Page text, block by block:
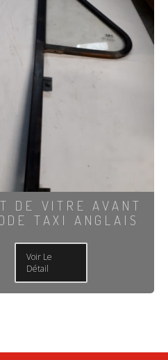
DE VITRE AVANT
TAXI ANGLAIS
Voir Le
Détail